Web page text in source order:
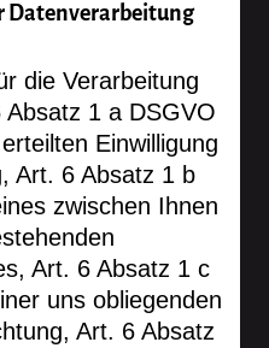
Datenverarbeitung
die Verarbeitung
1 a DSGVO
Einwilligung
Art. 6 Absatz 1 b
zwischen Ihnen
Art. 6 Absatz 1 c
uns obliegenden
Art. 6 Absatz